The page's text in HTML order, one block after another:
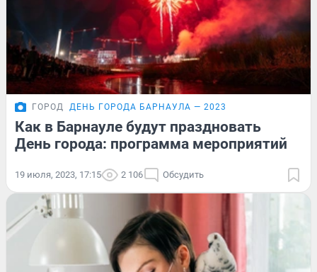
ГОРОД ДЕНЬ ГОРОДА БАРНАУЛА — 2023
Как в Барнауле будут праздновать
День города: программа мероприятий
19 июля, 2023, 17:15 2 106 Обсудить